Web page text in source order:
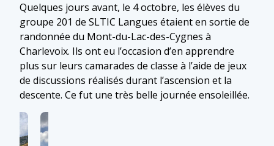
Quelques jours avant, le 4 octobre, les élèves du
groupe 201 de SLTIC Langues étaient en sortie de
randonnée du Mont-du-Lac-des-Cygnes à
Charlevoix. Ils ont eu l’occasion d’en apprendre
plus sur leurs camarades de classe à l’aide de jeux
de discussions réalisés durant l’ascension et la
descente. Ce fut une très belle journée ensoleillée.